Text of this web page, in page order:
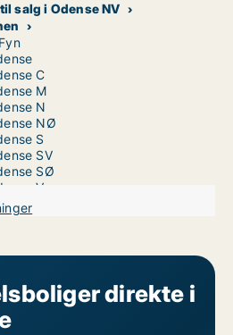
salg i Odense NV
C
M
N
NØ
S
SV
SØ
V
direkte i